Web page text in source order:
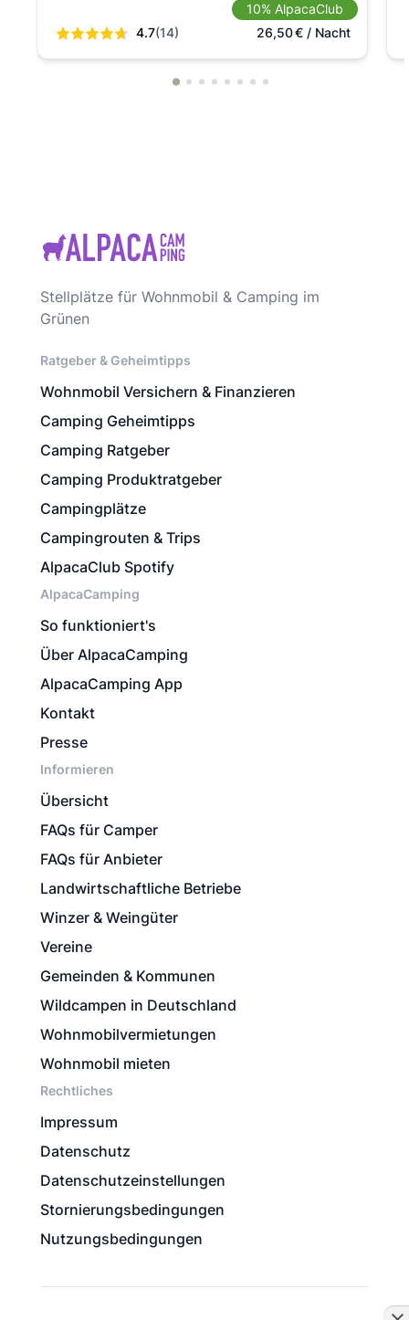
4.7(14)
10% AlpacaClub
26,50€/ Nacht
Stellplätze für Wohnmobil & Camping im
Grünen
Ratgeber & Geheimtipps
Wohnmobil Versichern & Finanzieren
Camping Geheimtipps
Camping Ratgeber
Camping Produktratgeber
Campingplätze
Campingrouten & Trips
AlpacaClub Spotify
AlpacaCamping
So funktioniert's
Über AlpacaCamping
AlpacaCamping App
Kontakt
Presse
Informieren
Übersicht
FAQs für Camper
FAQs für Anbieter
Landwirtschaftliche Betriebe
Winzer & Weingüter
Vereine
Gemeinden & Kommunen
Wildcampen in Deutschland
Wohnmobilvermietungen
Wohnmobil mieten
Rechtliches
Impressum
Datenschutz
Datenschutzeinstellungen
Stornierungsbedingungen
Nutzungsbedingungen